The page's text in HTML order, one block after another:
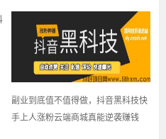
副业到底值不值得做，抖音黑科技快
手上人涨粉云端商城真能逆袭赚钱